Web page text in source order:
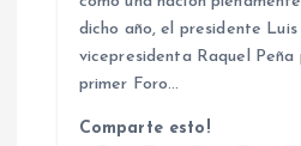
dicho año, el presidente
vicepresidenta Raquel
primer Foro…
Comparte esto!